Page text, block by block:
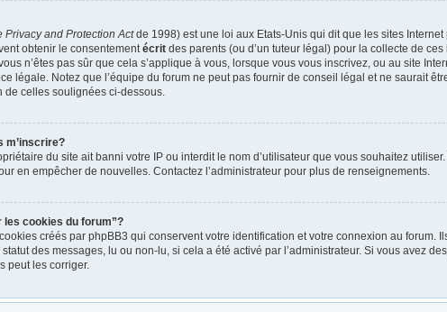
Privacy and Protection Actde 1998) est une loi aux Etats-Unis qui dit que les sites
obtenir le consentementécrit des parents (ou d’un tuteur légal) pour la collecte de
n’êtes pas sûr que cela s’applique à vous, lorsque vous vous inscrivez, ou au site
légale. Notez que l’équipe du forum ne peut pas fournir de conseil légal et ne saurait
de celles soulignées ci-dessous.
m’inscrire?
du site ait banni votre IP ou interdit le nom d’utilisateur que vous souhaitez
en empêcher de nouvelles. Contactez l’administrateur pour plus de renseignements.
les cookies du forum”?
créés par phpBB3 qui conservent votre identification et votre connexion au forum.
des messages, lu ou non-lu, si cela a été activé par l’administrateur. Si vous avez
peut les corriger.